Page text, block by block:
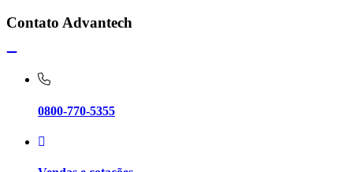
Contato Advantech
0800-770-5355